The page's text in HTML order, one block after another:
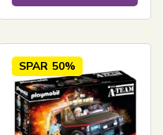
SPAR 50%